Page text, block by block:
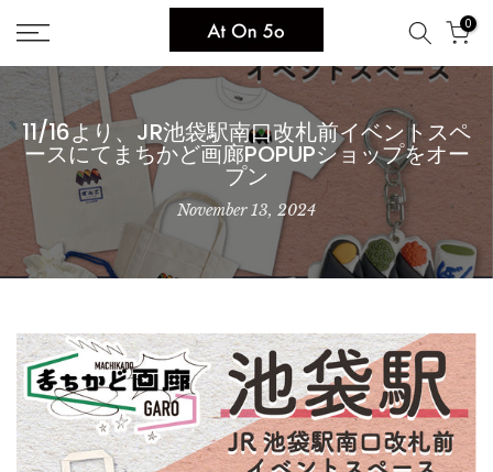
Skip
to
content
0
11/16より、JR池袋駅南口改札前イベントスペ
ースにてまちかど画廊POPUPショップをオー
プン
November 13, 2024